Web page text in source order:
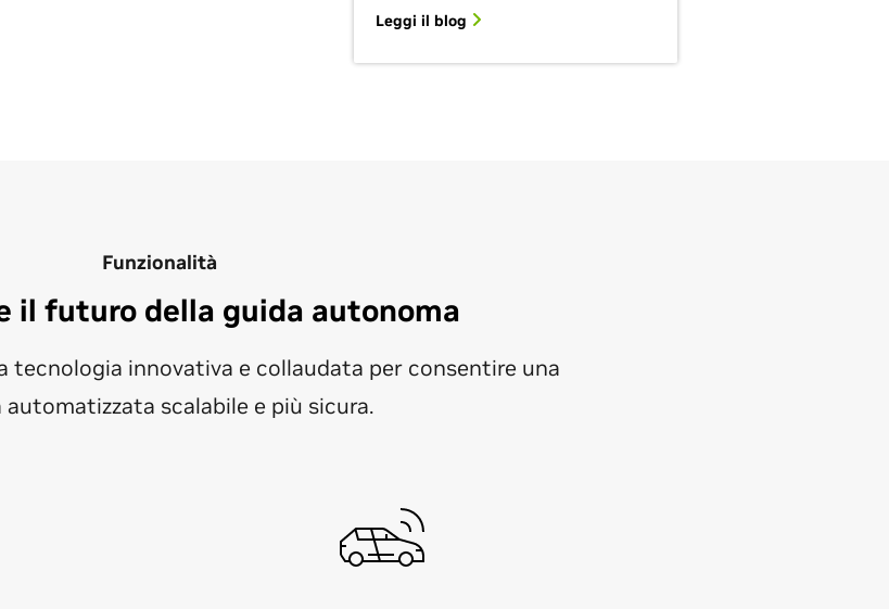
Leggi il blog
Funzionalità
il futuro della guida autonoma
tecnologia innovativa e collaudata per consentire una
automatizzata scalabile e più sicura.